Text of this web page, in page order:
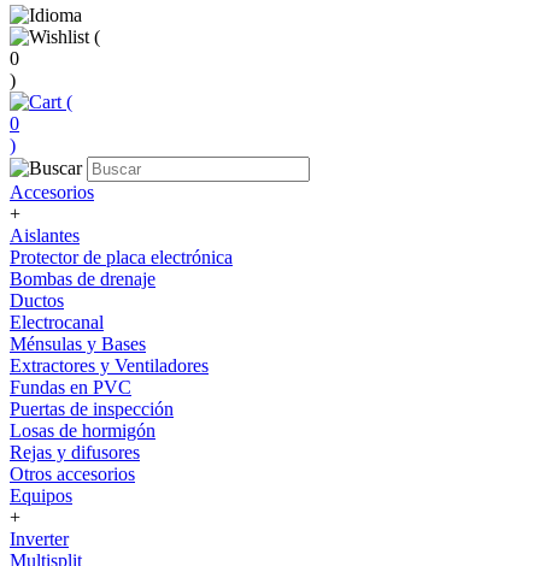
(
0
)
(
0
)
Accesorios
+
Aislantes
Protector de placa electrónica
Bombas de drenaje
Ductos
Electrocanal
Ménsulas y Bases
Extractores y Ventiladores
Fundas en PVC
Puertas de inspección
Losas de hormigón
Rejas y difusores
Otros accesorios
Equipos
+
Inverter
Multisplit